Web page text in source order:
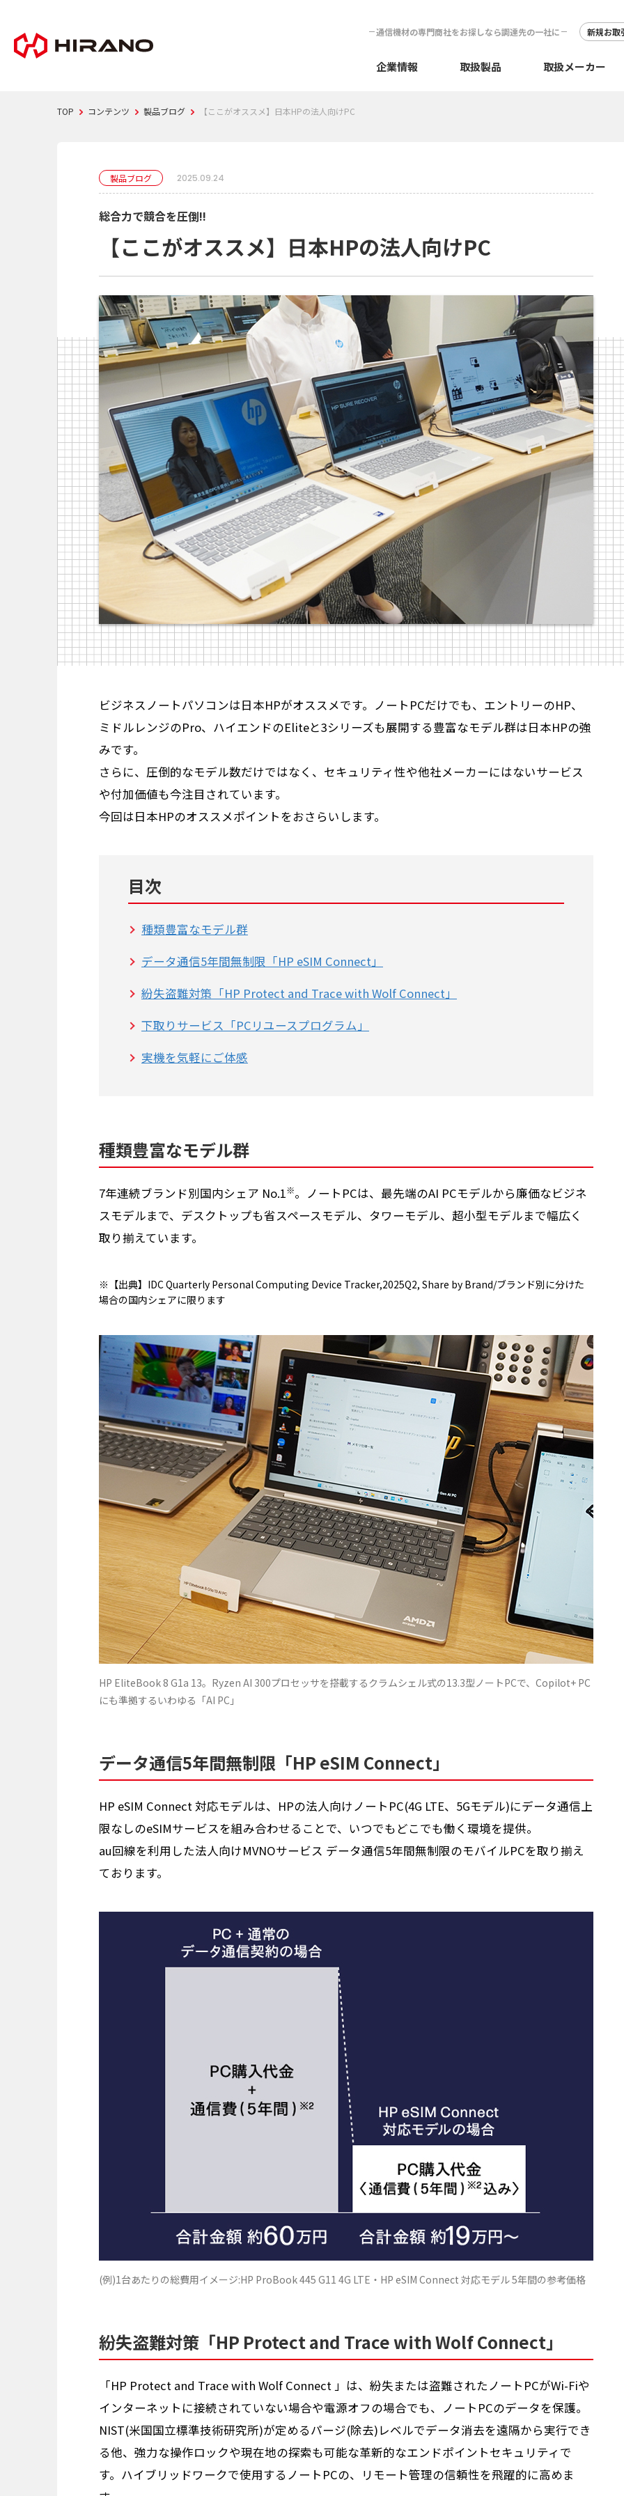
通信機材の専門商社をお探しなら調達先の一社に 新規お取
企業情報 取扱製品 取扱メーカー
TOP コンテンツ 製品ブログ 【ここがオススメ】日本HPの法人向けPC
製品ブログ 2025.09.24
総合力で競合を圧倒!!
【ここがオススメ】日本HPの法人向けPC
ビジネスノートパソコンは日本HPがオススメです。ノートPCだけでも、エントリーのHP、
ミドルレンジのPro、ハイエンドのEliteと3シリーズも展開する豊富なモデル群は日本HPの強
みです。
さらに、圧倒的なモデル数だけではなく、セキュリティ性や他社メーカーにはないサービス
や付加価値も今注目されています。
今回は日本HPのオススメポイントをおさらいします。
目次
種類豊富なモデル群
データ通信5年間無制限「HP eSIM Connect」
紛失盗難対策「HP Protect and Trace with Wolf Connect」
下取りサービス「PCリユースプログラム」
実機を気軽にご体感
種類豊富なモデル群
7年連続ブランド別国内シェア No.1※。ノートPCは、最先端のAI PCモデルから廉価なビジネ
スモデルまで、デスクトップも省スペースモデル、タワーモデル、超小型モデルまで幅広く
取り揃えています。
※【出典】IDC Quarterly Personal Computing Device Tracker,2025Q2, Share by Brand/ブランド別に分けた
場合の国内シェアに限ります
HP EliteBook 8 G1a 13。Ryzen AI 300プロセッサを搭載するクラムシェル式の13.3型ノートPCで、Copilot+ PC
にも準拠するいわゆる「AI PC」
データ通信5年間無制限「HP eSIM Connect」
HP eSIM Connect 対応モデルは、HPの法人向けノートPC(4G LTE、5Gモデル)にデータ通信上
限なしのeSIMサービスを組み合わせることで、いつでもどこでも働く環境を提供。
au回線を利用した法人向けMVNOサービス データ通信5年間無制限のモバイルPCを取り揃え
ております。
(例)1台あたりの総費用イメージ:HP ProBook 445 G11 4G LTE・HP eSIM Connect 対応モデル 5年間の参考価格
紛失盗難対策「HP Protect and Trace with Wolf Connect」
「HP Protect and Trace with Wolf Connect 」は、紛失または盗難されたノートPCがWi-Fiや
インターネットに接続されていない場合や電源オフの場合でも、ノートPCのデータを保護。
NIST(米国国立標準技術研究所)が定めるパージ(除去)レベルでデータ消去を遠隔から実行でき
る他、強力な操作ロックや現在地の探索も可能な革新的なエンドポイントセキュリティで
す。ハイブリッドワークで使用するノートPCの、リモート管理の信頼性を飛躍的に高めま